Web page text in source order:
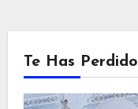
Te Has Perdido